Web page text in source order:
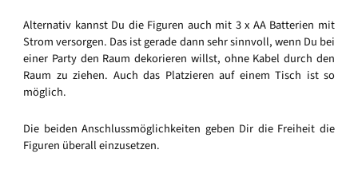
Alternativ kannst Du die Figuren auch mit 3 x AA Batterien mit
Strom versorgen. Das ist gerade dann sehr sinnvoll, wenn Du bei
einer Party den Raum dekorieren willst, ohne Kabel durch den
Raum zu ziehen. Auch das Platzieren auf einem Tisch ist so
möglich.
Die beiden Anschlussmöglichkeiten geben Dir die Freiheit die
Figuren überall einzusetzen.